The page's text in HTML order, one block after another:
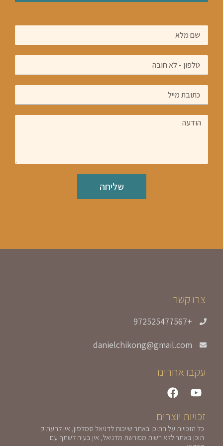
שליחה
צרו קשר
+972525477567
danielchikong@gmail.com
עקבו אחרינו
זכויות יוצרים
כל הזכויות על התוכן באתר שייכות לדניאל סמלסון, אין להעתיק
תוכן באתר ללא רשות מפורשת מדניאל, אין בעיה לשתף עם